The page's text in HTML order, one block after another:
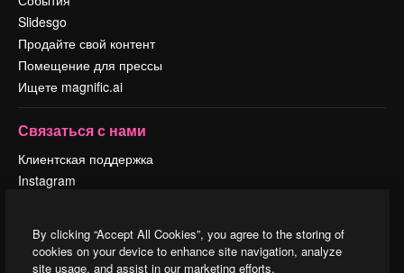
Slidesgo
Продайте свой контент
Помещение для прессы
Ищете magnific.ai
Связаться с нами
Клиентская поддержка
Instagram
TikTok
Discord
By clicking “Accept All Cookies”, you agree to the storing of
cookies on your device to enhance site navigation, analyze
site usage, and assist in our marketing efforts.